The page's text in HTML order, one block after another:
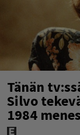
Tänän
Silvo
1984